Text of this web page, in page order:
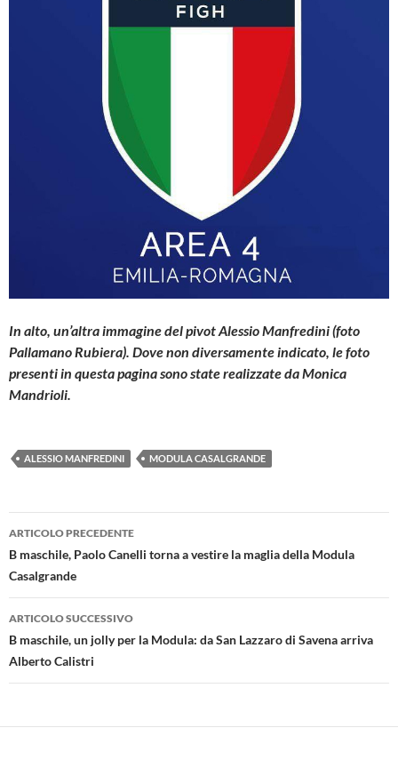
In alto, un’altra immagine del pivot Alessio Manfredini (foto
Pallamano Rubiera). Dove non diversamente indicato, le foto
presenti in questa pagina sono state realizzate da Monica
Mandrioli.
ALESSIO MANFREDINI MODULA CASALGRANDE
Navigazione
articolo
ARTICOLO PRECEDENTE
B maschile, Paolo Canelli torna a vestire la maglia della Modula
Casalgrande
ARTICOLO SUCCESSIVO
B maschile, un jolly per la Modula: da San Lazzaro di Savena arriva
Alberto Calistri